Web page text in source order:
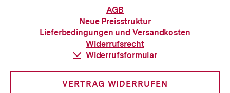
Informationen
zur
Bestellung
AGB
Neue Preisstruktur
Lieferbedingungen und Versandkosten
Widerrufsrecht
Download-
Widerrufsformular
VERTRAG WIDERRUFEN